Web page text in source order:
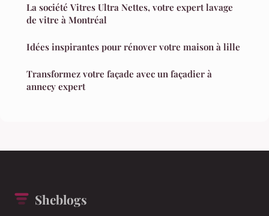
La société Vitres Ultra Nettes, votre expert lavage
de vitre à Montréal
Idées inspirantes pour rénover votre maison à lille
Transformez votre façade avec un façadier à
annecy expert
Sheblogs